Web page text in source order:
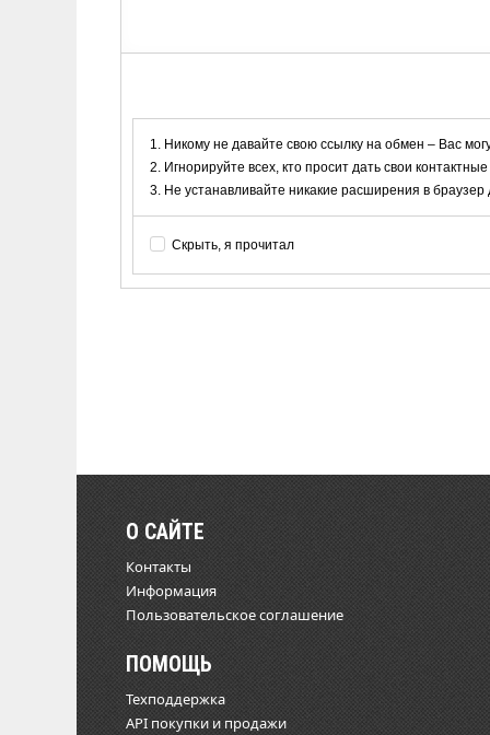
Никому не давайте свою ссылку на обмен – Вас
Игнорируйте всех, кто просит дать свои
Не устанавливайте никакие расширения в
Скрыть, я прочитал
О САЙТЕ
Контакты
Информация
Пользовательское соглашение
ПОМОЩЬ
Техподдержка
API покупки и продажи